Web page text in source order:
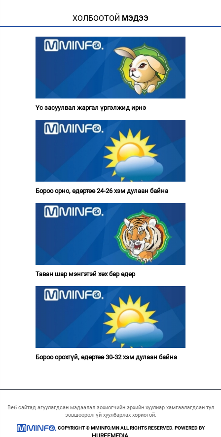
ХОЛБООТОЙ МЭДЭЭ
Үс засуулвал жаргал үргэлжид ирнэ
Бороо орно, өдөртөө 24-26 хэм дулаан байна
Таван шар мэнгэтэй хөх бар өдөр
Бороо орохгүй, өдөртөө 30-32 хэм дулаан байна
Веб сайтад агуулагдсан мэдээлэл зохиогчийн эрхийн хуулиар хамгаалагдсан тул
зөвшөөрөлгүй хуулбарлах хориотой.
COPYRIGHT © MMINFO.MN ALL RIGHTS RESERVED. POWERED BY